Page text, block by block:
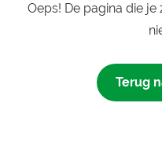
Oeps! De pagina die
Terug